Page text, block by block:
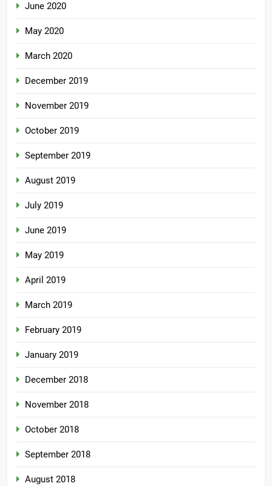
June 2020
May 2020
March 2020
December 2019
November 2019
October 2019
September 2019
August 2019
July 2019
June 2019
May 2019
April 2019
March 2019
February 2019
January 2019
December 2018
November 2018
October 2018
September 2018
August 2018